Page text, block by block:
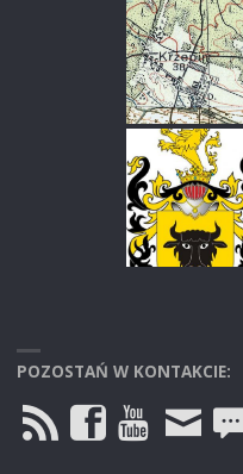
POZOSTAŃ W KONTAKCIE: